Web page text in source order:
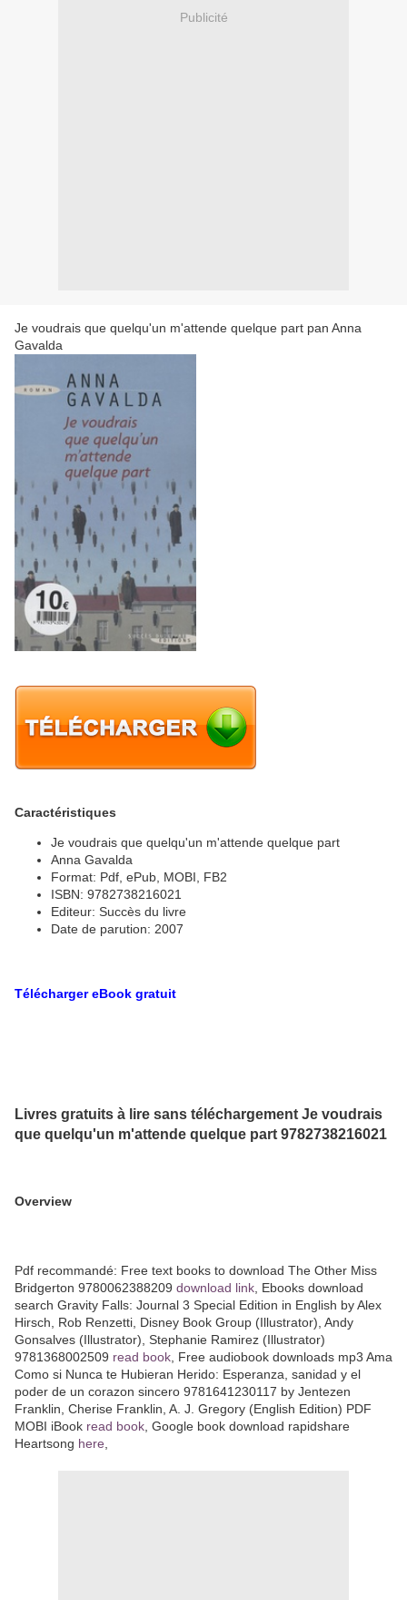
Publicité
Je voudrais que quelqu'un m'attende quelque part pan Anna
Gavalda
Caractéristiques
Je voudrais que quelqu'un m'attende quelque part
Anna Gavalda
Format: Pdf, ePub, MOBI, FB2
ISBN: 9782738216021
Editeur: Succès du livre
Date de parution: 2007
Télécharger eBook gratuit
Livres gratuits à lire sans téléchargement Je voudrais
que quelqu'un m'attende quelque part 9782738216021
Overview
Pdf recommandé: Free text books to download The Other Miss
Bridgerton 9780062388209 download link , Ebooks download
search Gravity Falls: Journal 3 Special Edition in English by Alex
Hirsch, Rob Renzetti, Disney Book Group (Illustrator), Andy
Gonsalves (Illustrator), Stephanie Ramirez (Illustrator)
9781368002509 read book , Free audiobook downloads mp3 Ama
Como si Nunca te Hubieran Herido: Esperanza, sanidad y el
poder de un corazon sincero 9781641230117 by Jentezen
Franklin, Cherise Franklin, A. J. Gregory (English Edition) PDF
MOBI iBook read book , Google book download rapidshare
Heartsong here